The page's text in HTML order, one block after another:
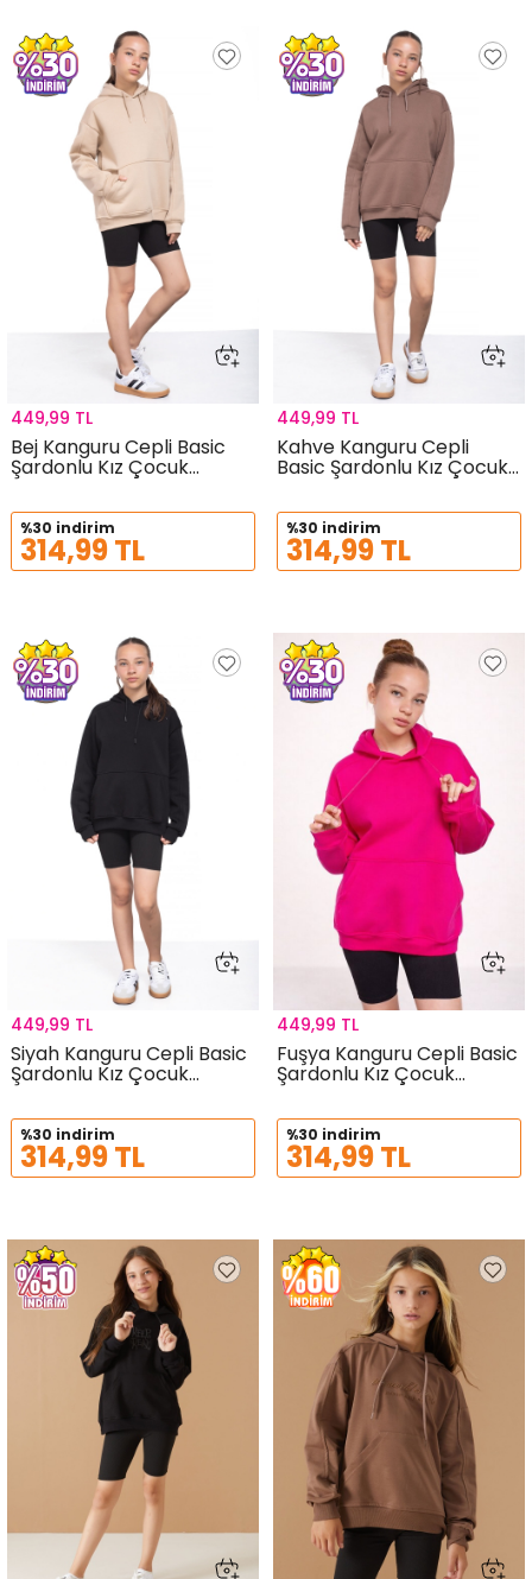
Bej Kanguru Cepli Basic
Şardonlu Kız Çocuk
Kapüşonlu Sweatshirt
21209
449,99 TL
%30 indirim
314,99 TL
Kahve Kanguru Cepli
Basic Şardonlu Kız Çocuk
Kapüşonlu Sweatshirt
21208
449,99 TL
%30 indirim
314,99 TL
Siyah Kanguru Cepli Basic
Şardonlu Kız Çocuk
Kapüşonlu Sweatshirt
21207
449,99 TL
%30 indirim
314,99 TL
Fuşya Kanguru Cepli Basic
Şardonlu Kız Çocuk
Kapüşonlu Sweatshirt
21206
449,99 TL
%30 indirim
314,99 TL